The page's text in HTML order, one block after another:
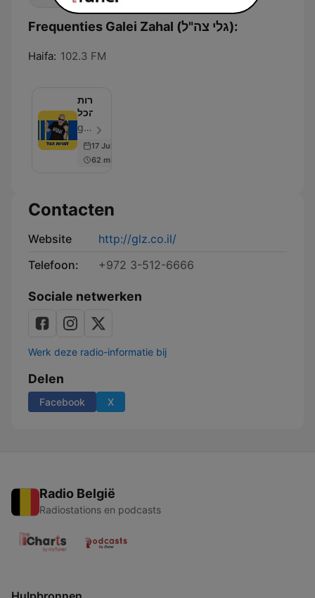
Frequenties Galei Zahal (גלי צה"ל):
Haifa: 102.3 FM
למרות
הכל
glz - Aflevering 100
17 Jul 2019
62 min
Contacten
Website
http://glz.co.il/
Telefoon:
+972 3-512-6666
Sociale netwerken
Werk deze radio-informatie bij
Delen
Facebook X
Radio België
Radiostations en podcasts